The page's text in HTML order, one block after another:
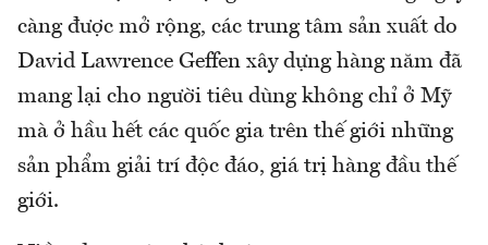
càng được mở rộng, các trung tâm sản xuất do
David Lawrence Geffen xây dựng hàng năm đã
mang lại cho người tiêu dùng không chỉ ở Mỹ
mà ở hầu hết các quốc gia trên thế giới những
sản phẩm giải trí độc đáo, giá trị hàng đầu thế
giới.